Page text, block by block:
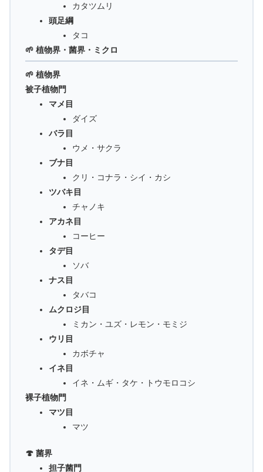
カタツムリ
頭足綱
タコ
🌱 植物界・菌界・ミクロ
🌱 植物界
被子植物門
マメ目
ダイズ
バラ目
ウメ・サクラ
ブナ目
クリ・コナラ・シイ・カシ
ツバキ目
チャノキ
アカネ目
コーヒー
タデ目
ソバ
ナス目
タバコ
ムクロジ目
ミカン・ユズ・レモン・モミジ
ウリ目
カボチャ
イネ目
イネ・ムギ・タケ・トウモロコシ
裸子植物門
マツ目
マツ
🍄 菌界
担子菌門